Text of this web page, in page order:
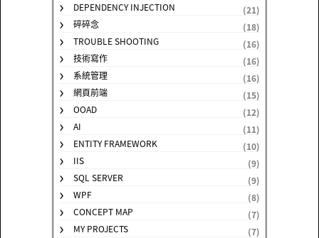
DEPENDENCY INJECTION
(21)
碎碎念
(18)
TROUBLE SHOOTING
(16)
技術寫作
(16)
系統管理
(16)
網頁前端
(15)
OOAD
(12)
AI
(11)
ENTITY FRAMEWORK
(10)
IIS
(9)
SQL SERVER
(9)
WPF
(8)
CONCEPT MAP
(7)
MY PROJECTS
(7)